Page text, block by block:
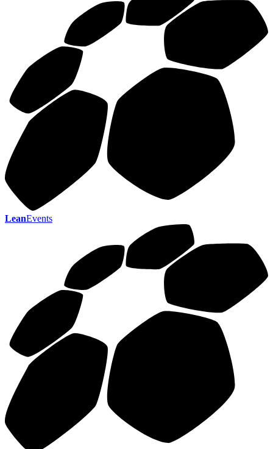
LeanEvents